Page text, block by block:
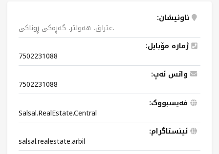
ناونیشان:
عێراق، هەولێر، گەڕەکی ڕوناکی.
ژمارە مۆبایل:
7502231088
واتس ئەپ:
7502231088
فەیسبووک:
Salsal.RealEstate.Central
ئینستاگرام:
salsal.realestate.arbil